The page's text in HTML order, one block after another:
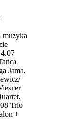
muzyka
Jama,
Trio
+